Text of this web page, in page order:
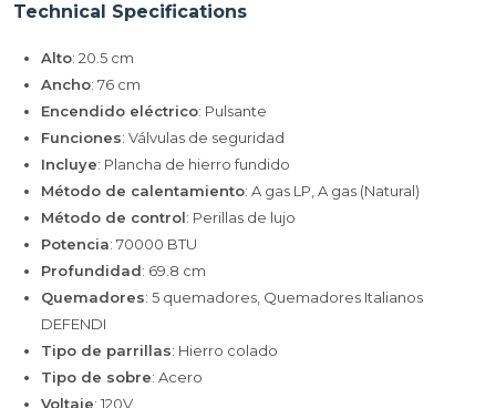
Technical Specifications
Alto: 20.5 cm
Ancho: 76 cm
Encendido eléctrico: Pulsante
Funciones: Válvulas de seguridad
Incluye: Plancha de hierro fundido
Método de calentamiento: A gas LP, A gas (Natural)
Método de control: Perillas de lujo
Potencia: 70000 BTU
Profundidad: 69.8 cm
Quemadores: 5 quemadores, Quemadores Italianos
DEFENDI
Tipo de parrillas: Hierro colado
Tipo de sobre: Acero
Voltaje: 120V